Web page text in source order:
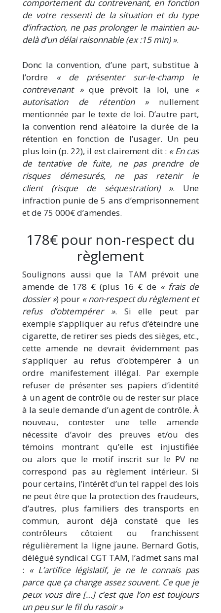
comportement du contrevenant, en fonction
de votre ressenti de la situation et du type
d’infraction, ne pas prolonger le maintien au-
delà d’un délai raisonnable (ex :15 min) ».
Donc la convention, d’une part, substitue à
l’ordre « de présenter sur-le-champ le
contrevenant »que prévoit la loi, une «
autorisation de rétention »nullement
mentionnée par le texte de loi. D’autre part,
la convention rend aléatoire la durée de la
rétention en fonction de l’usager. Un peu
plus loin (p. 22), il est clairement dit : « En cas
de tentative de fuite, ne pas prendre de
risques démesurés, ne pas retenir le
client (risque de séquestration) ». Une
infraction punie de 5 ans d’emprisonnement
et de 75 000€ d’amendes.
178€ pour non-respect du
règlement
Soulignons aussi que la TAM prévoit une
amende de 178 € (plus 16 € de « frais de
dossier ») pour « non-respect du règlement et
refus d’obtempérer ». Si elle peut par
exemple s’appliquer au refus d’éteindre une
cigarette, de retirer ses pieds des sièges, etc.,
cette amende ne devrait évidemment pas
s’appliquer au refus d’obtempérer à un
ordre manifestement illégal. Par exemple
refuser de présenter ses papiers d’identité
à un agent de contrôle ou de rester sur place
à la seule demande d’un agent de contrôle. À
nouveau, contester une telle amende
nécessite d’avoir des preuves et/ou des
témoins montrant qu’elle est injustifiée
ou alors que le motif inscrit sur le PV ne
correspond pas au règlement intérieur. Si
pour certains, l’intérêt d’un tel rappel des lois
ne peut être que la protection des fraudeurs,
d’autres, plus familiers des transports en
commun, auront déjà constaté que les
contrôleurs côtoient ou franchissent
régulièrement la ligne jaune. Bernard Gotis,
délégué syndical CGT TAM, l’admet sans mal
: « L’artifice législatif, je ne le connais pas
parce que ça change assez souvent. Ce que je
peux vous dire […] c’est que l’on est toujours
un peu sur le fil du rasoir »